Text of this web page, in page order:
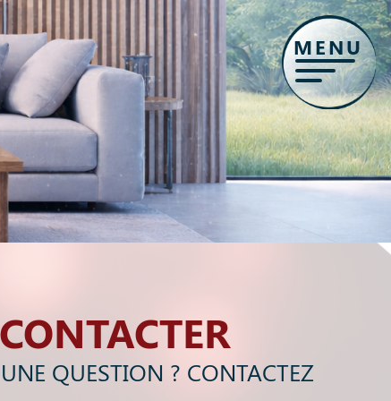
MENU
QUESTION ? CONTACTEZ